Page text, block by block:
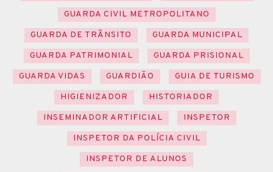
GUARDA CIVIL METROPOLITANO
GUARDA DE TRÂNSITO
GUARDA MUNICIPAL
GUARDA PATRIMONIAL
GUARDA PRISIONAL
GUARDA VIDAS
GUARDIÃO
GUIA DE TURISMO
HIGIENIZADOR
HISTORIADOR
INSEMINADOR ARTIFICIAL
INSPETOR
INSPETOR DA POLÍCIA CIVIL
INSPETOR DE ALUNOS